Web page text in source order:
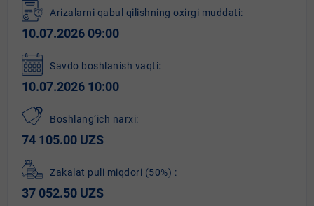
1
of
1
Arizalarni qabul qilishning oxirgi muddati:
10.07.2026 09:00
Savdo boshlanish vaqti:
10.07.2026 10:00
Boshlang‘ich narxi:
74 105.00 UZS
Zakalat puli miqdori (50%) :
37 052.50 UZS